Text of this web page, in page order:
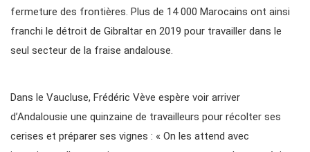
fermeture des frontières. Plus de 14 000 Marocains ont ainsi
franchi le détroit de Gibraltar en 2019 pour travailler dans le
seul secteur de la fraise andalouse.
Dans le Vaucluse, Frédéric Vève espère voir arriver
d’Andalousie une quinzaine de travailleurs pour récolter ses
cerises et préparer ses vignes : « On les attend avec